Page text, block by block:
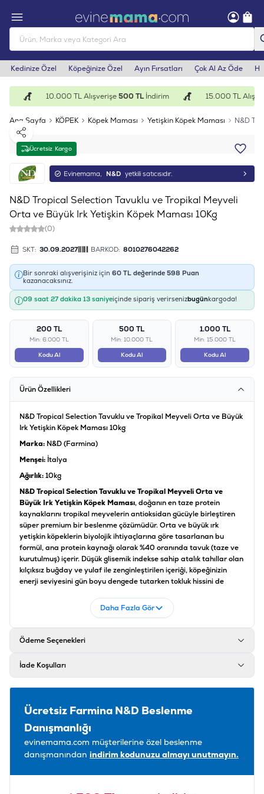
Kedinize Özel Köpeğinize Özel Ayın Fırsatları Çok Al Az Öde
10.000 TL Alışverişe500 TLİndirim 15.000 TL
Ana Sayfa KÖPEK Köpek Maması Yetişkin Köpek Maması N&D
Ücretsiz Kargo
Paylaş
Evinemama, N&D yetkili satıcısıdır.
N&D Tropical Selection Tavuklu ve Tropikal Meyveli
Orta ve Büyük Irk Yetişkin Köpek Maması 10Kg
(0)
SKT: 30.09.2027 BARKOD: 8010276042262
Bir sonraki alışverişiniz için 60 TL değerinde 598 Puan
kazanacaksınız.
09 saat 27 dakika 12 saniyeiçinde sipariş verirsenizbugünkargoda!
200 TL
Min: 6.000 TL
Kodu Al
500 TL
Min: 10.000 TL
Kodu Al
1.000 TL
Min: 15.000 TL
Kodu Al
Ürün Özellikleri
N&D Tropical Selection Tavuklu ve Tropikal Meyveli Orta ve Büyük
Irk Yetişkin Köpek Maması 10kg
Marka: N&D (Farmina)
Menşei: İtalya
Ağırlık:10kg
N&D Tropical Selection Tavuklu ve Tropikal Meyveli Orta ve
Büyük Irk Yetişkin Köpek Maması, doğanın en taze protein
kaynaklarını tropikal meyvelerin antioksidan gücüyle birleştiren
süper premium bir beslenme çözümüdür. Orta ve büyük ırk
yetişkin köpeklerin biyolojik ihtiyaçlarına göre tasarlanan bu
formül, ana protein kaynağı olarak %40 oranında tavuk (taze ve
kurutulmuş) içerir. Düşük glisemik indekse sahip atalık tahıllar olan
kılçıksız buğday ve yulaf ile zenginleştirilen içeriği, köpeğinizin
enerji seviyesini gün boyu dengede tutarken tokluk hissini de
Formülasyonun en dikkat çekici özelliği olan muz, kivi, mango,
papaya ve ananas gibi tropikal meyveler, sindirimi kolaylaştıran
sunar. Butropikal meyveli köpek maması
, içeriğindeki kondroitin
eklem ve kıkırdak desteğini sağlar. Omega-3 ve Omega-6 yağ
asitlerinin ideal dengesiyle deri bariyerini koruyan bu mama,
yapay koruyucu ve GDO içermeyen yapısıyla dostunuz için en saf
İçindekiler
Kemiksiz tavuk (%20), kurutulmuş tavuk proteini
(%20), kılçıksız buğday (%12), yulaf (%12), tavuk yağı,
kurutulmuş ringa balığı proteini, kurutulmuş pancar
Daha Fazla Gör
Ödeme Seçenekleri
İade Koşulları
Ücretsiz Farmina N&D Beslenme
Danışmanlığı
evinemama.com müşterilerine özel beslenme
danışmanından indirim kodunuzu almayı unutmayın.